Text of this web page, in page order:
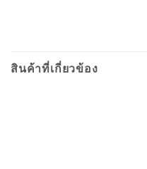
สินค้าที่เกี่ยวข้อง